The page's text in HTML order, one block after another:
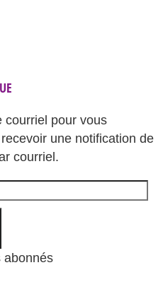
courriel pour vous
une notification de
courriel.
abonnés